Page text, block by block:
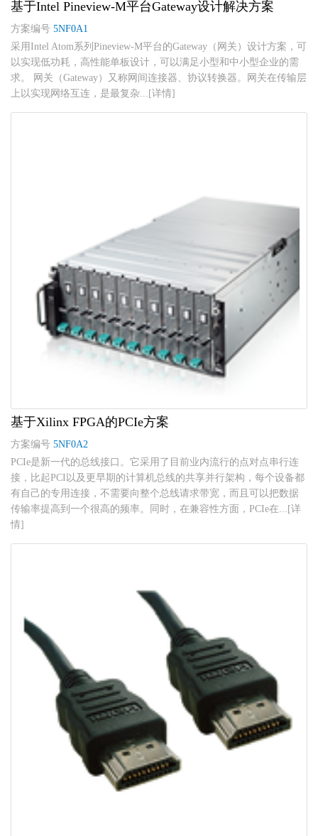
基于Intel Pineview-M平台Gateway设计解决方案
方案编号 5NF0A1
采用Intel Atom系列Pineview-M平台的Gateway（网关）设计方案，可
以实现低功耗，高性能单板设计，可以满足小型和中小型企业的需
求。 网关（Gateway）又称网间连接器、协议转换器。网关在传输层
上以实现网络互连，是最复杂...[详情]
基于Xilinx FPGA的PCIe方案
方案编号 5NF0A2
PCIe是新一代的总线接口。它采用了目前业内流行的点对点串行连
接，比起PCI以及更早期的计算机总线的共享并行架构，每个设备都
有自己的专用连接，不需要向整个总线请求带宽，而且可以把数据
传输率提高到一个很高的频率。同时，在兼容性方面，PCIe在...[详
情]